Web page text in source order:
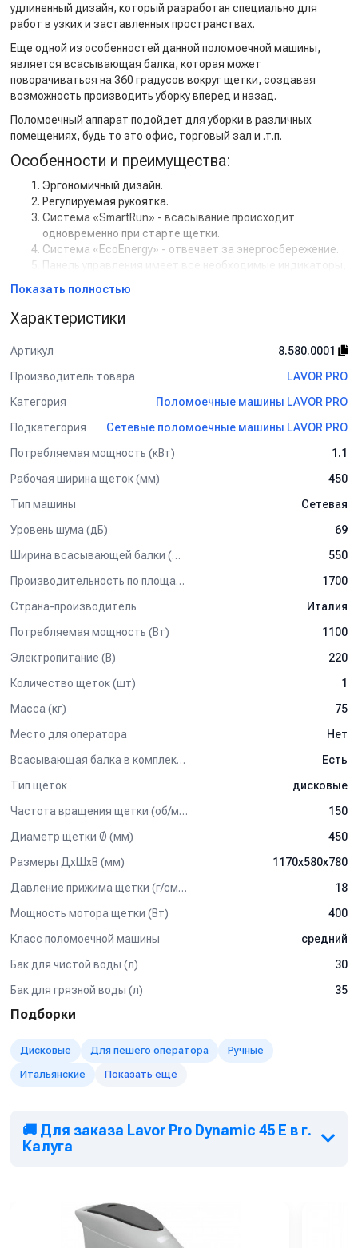
удлиненный дизайн, который разработан специально для
работ в узких и заставленных пространствах.
Еще одной из особенностей данной поломоечной машины,
является всасывающая балка, которая может
поворачиваться на 360 градусов вокруг щетки, создавая
возможность производить уборку вперед и назад.
Поломоечный аппарат подойдет для уборки в различных
помещениях, будь то это офис, торговый зал и .т.п.
Особенности и преимущества:
Эргономичный дизайн.
Регулируемая рукоятка.
Система «SmartRun» - всасывание происходит
одновременно при старте щетки.
Система «EcoEnergy» - отвечает за энергосбережение.
Панель управления имеет все необходимые индикаторы,
Регулировка подачи химии.
Балка поднимается и опускается при помощи
специальной педали.
Всасывающая турбина имеет изоляцию, обеспечивая
низкий уровень шума.
Показать полностью
Характеристики
Артикул
8.580.0001
Производитель товара
LAVOR PRO
Категория
Поломоечные машины LAVOR PRO
Подкатегория
Сетевые поломоечные машины LAVOR PRO
Потребляемая мощность (кВт)
1.1
Рабочая ширина щеток (мм)
450
Тип машины
Сетевая
Уровень шума (дБ)
69
Ширина всасывающей балки (мм)
550
Производительность по площади (м2/ч)
1700
Страна-производитель
Италия
Потребляемая мощность (Вт)
1100
Электропитание (В)
220
Количество щеток (шт)
1
Масса (кг)
75
Место для оператора
Нет
Всасывающая балка в комплектации
Есть
Тип щёток
дисковые
Частота вращения щетки (об/мин)
150
Диаметр щетки Ø (мм)
450
Размеры ДхШхВ (мм)
1170х580х780
Давление прижима щетки (г/см2)
18
Мощность мотора щетки (Вт)
400
Класс поломоечной машины
средний
Бак для чистой воды (л)
30
Бак для грязной воды (л)
35
Подборки
Дисковые Для пешего оператора
Ручные
Итальянские
Показать ещё
🚚 Для заказа Lavor Pro Dynamic 45 E в г.
Калуга